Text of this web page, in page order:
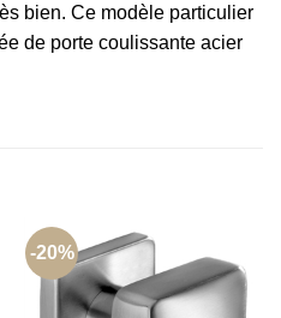
bien. Ce modèle particulier
de porte coulissante acier
-20%